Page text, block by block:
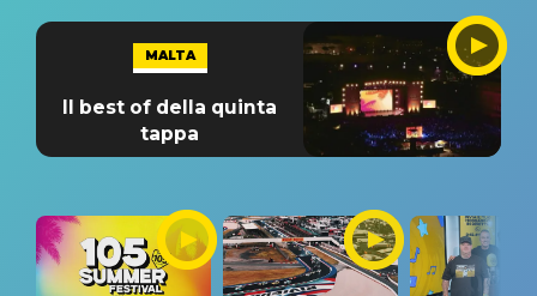
MALTA
Il best of della quinta
tappa